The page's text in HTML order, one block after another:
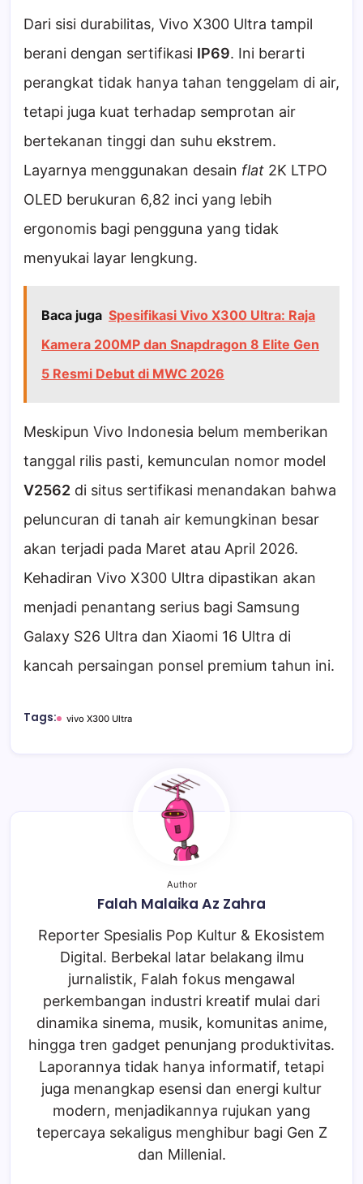
Dari sisi durabilitas, Vivo X300 Ultra tampil
berani dengan sertifikasi IP69. Ini berarti
perangkat tidak hanya tahan tenggelam di air,
tetapi juga kuat terhadap semprotan air
bertekanan tinggi dan suhu ekstrem.
Layarnya menggunakan desain flat 2K LTPO
OLED berukuran 6,82 inci yang lebih
ergonomis bagi pengguna yang tidak
menyukai layar lengkung.
Baca juga Spesifikasi Vivo X300 Ultra: Raja
Kamera 200MP dan Snapdragon 8 Elite Gen
5 Resmi Debut di MWC 2026
Meskipun Vivo Indonesia belum memberikan
tanggal rilis pasti, kemunculan nomor model
V2562 di situs sertifikasi menandakan bahwa
peluncuran di tanah air kemungkinan besar
akan terjadi pada Maret atau April 2026.
Kehadiran Vivo X300 Ultra dipastikan akan
menjadi penantang serius bagi Samsung
Galaxy S26 Ultra dan Xiaomi 16 Ultra di
kancah persaingan ponsel premium tahun ini.
Tags: vivo X300 Ultra
Author
Falah Malaika Az Zahra
Reporter Spesialis Pop Kultur & Ekosistem
Digital. Berbekal latar belakang ilmu
jurnalistik, Falah fokus mengawal
perkembangan industri kreatif mulai dari
dinamika sinema, musik, komunitas anime,
hingga tren gadget penunjang produktivitas.
Laporannya tidak hanya informatif, tetapi
juga menangkap esensi dan energi kultur
modern, menjadikannya rujukan yang
tepercaya sekaligus menghibur bagi Gen Z
dan Millenial.